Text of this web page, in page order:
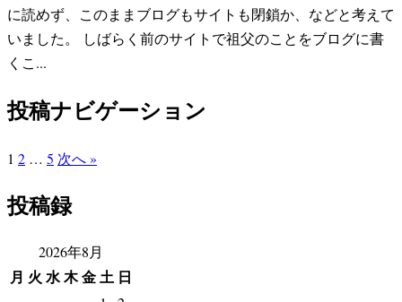
に読めず、このままブログもサイトも閉鎖か、などと考えて
いました。 しばらく前のサイトで祖父のことをブログに書
くこ...
投稿ナビゲーション
1 2 … 5 次へ »
投稿録
2026年8月
月 火 水木金 土 日